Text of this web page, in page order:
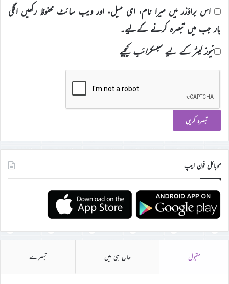
اس براؤزر میں میرا نام، ای میل، اور ویب سائٹ محفوظ رکھیں اگلی
بار جب میں تبصرہ کرنے کےلیے۔
نیوز لیٹر کے لیے سبسکرائب کیجیے
موبائل فون ایپ
مقبول حال ہی میں تبصرے